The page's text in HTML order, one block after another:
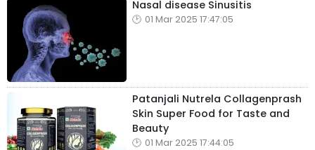
Nasal disease Sinusitis
01 Mar 2025 17:47:05
Patanjali Nutrela Collagenprash
Skin Super Food for Taste and
Beauty
01 Mar 2025 17:44:05